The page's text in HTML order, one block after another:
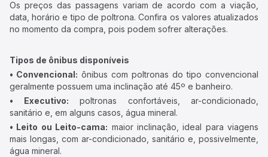
Os preços das passagens variam de acordo com a viação,
data, horário e tipo de poltrona. Confira os valores atualizados
no momento da compra, pois podem sofrer alterações.
Tipos de ônibus disponíveis
• Convencional: ônibus com poltronas do tipo convencional
geralmente possuem uma inclinação até 45º e banheiro.
• Executivo: poltronas confortáveis, ar-condicionado,
sanitário e, em alguns casos, água mineral.
• Leito ou Leito-cama: maior inclinação, ideal para viagens
mais longas, com ar-condicionado, sanitário e, possivelmente,
água mineral.